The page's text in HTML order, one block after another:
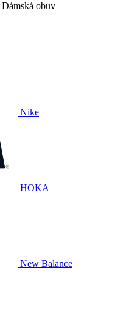
Dámská obuv
Nike
HOKA
New Balance